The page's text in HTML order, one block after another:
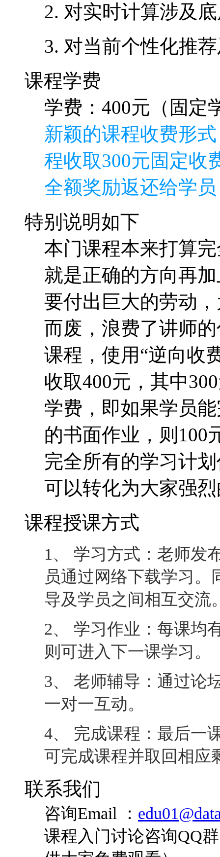
2. 对实时计算涉及
3. 对当前个性化推
课程学费
学费：400元（固定
新颖的课程收费形
程收取300元固定收
全额奖励返还给学
特别说明如下
本门课程本来打算
就是正确的方向再
要付出巨大的劳动
而废，浪费了讲师
课程，使用“逆向收
收取400元，其中
学费，即如果学员
的书面作业，则100
完全所有的学习计
可以转化为大家强
课程授课方式
1、 学习方式：老师发
员通过网络下载学习
导及学员之间相互交流
2、 学习作业：每课均
则可进入下一课学习。
3、 老师辅导：通过论
一对一互动。
4、 完成课程：最后一
可完成课程并取回相应
联系我们
咨询Email ：
课程入门讨论咨询QQ